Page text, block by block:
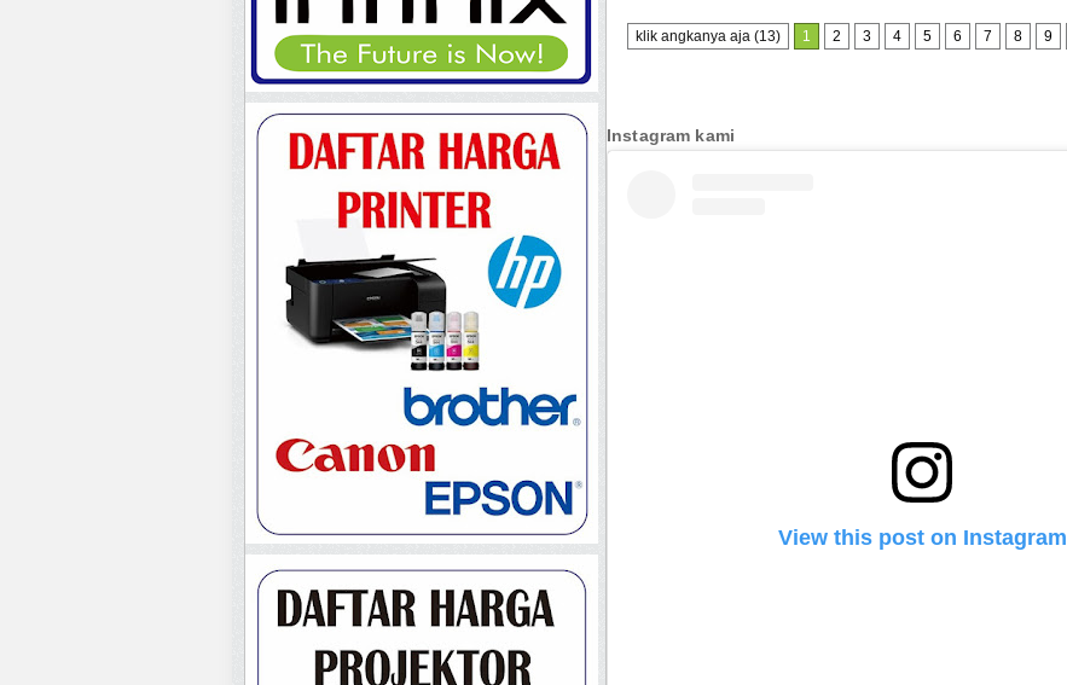
klik angkanya aja (13) 1 2 3 4 5 6 7 8 9
Instagram kami
View this post on Instagram